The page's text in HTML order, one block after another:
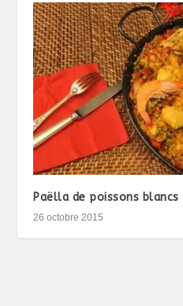
Paëlla de poissons blancs
26 octobre 2015